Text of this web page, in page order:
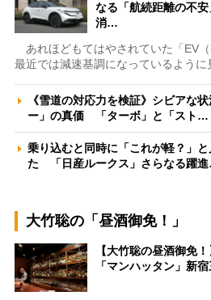
なる「航続距離の不
消…
あれほどもてはやされていた「EV（
最近では減速基調になっているよう
《雪道の対応力を検証》シビアな
ー」の真価 「ターボ」と「スト…
乗り込むと同時に「これが軽？」
た 「日産ルークス」さらなる躍
大竹聡の「昼酒御免！」
【大竹聡の昼酒御免
「マンハッタン」新